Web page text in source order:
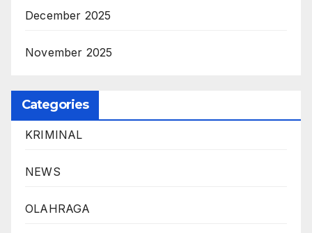
December 2025
November 2025
Categories
KRIMINAL
NEWS
OLAHRAGA